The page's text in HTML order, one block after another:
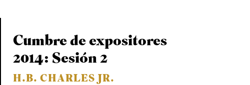
Cumbre de expositores
2014: Sesión 2
H.B. CHARLES JR.